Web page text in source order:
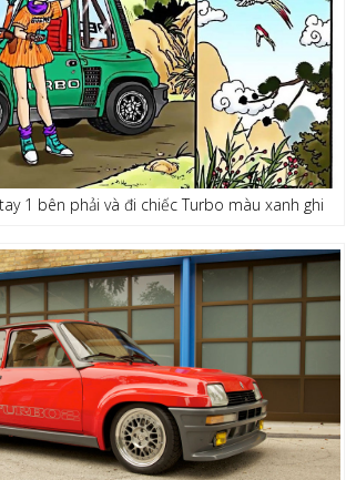
1 bên phải và đi chiếc Turbo màu xanh ghi